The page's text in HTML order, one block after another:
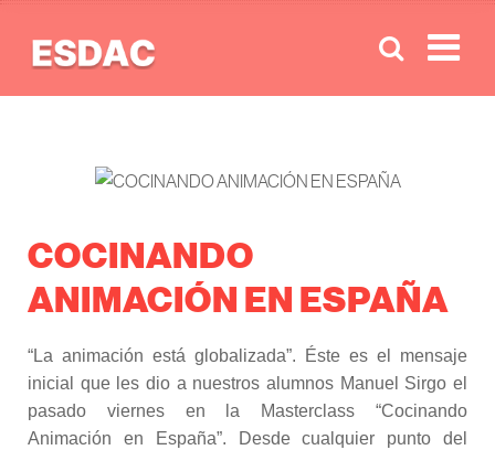
COCINANDO
ANIMACIÓN EN ESPAÑA
“La animación está globalizada”. Éste es el mensaje
inicial que les dio a nuestros alumnos Manuel Sirgo el
pasado viernes en la Masterclass “Cocinando
Animación en España”. Desde cualquier punto del